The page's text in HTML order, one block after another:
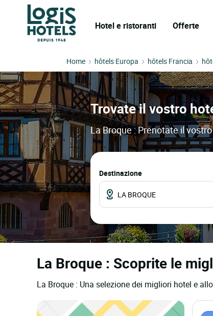
Hotel e ristoranti Offerte
Home hôtels Europa hôtels Francia
Trovate il vostro
La Broque : Prenotate il
Destinazione
La Broque : Scoprite le
La Broque : Una selezione dei migliori hotel e